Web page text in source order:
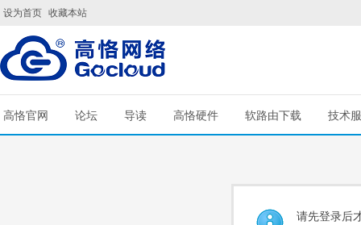
设为首页 收藏本站
高恪官网 论坛 导读 高恪硬件 软路由下载 技术
请先登录后